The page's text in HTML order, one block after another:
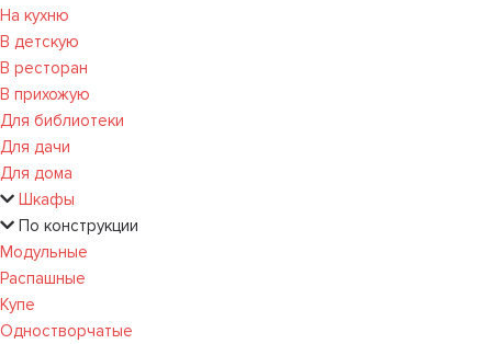
На кухню
В детскую
В ресторан
В прихожую
Для библиотеки
Для дачи
Для дома
Шкафы
По конструкции
Модульные
Распашные
Купе
Одностворчатые